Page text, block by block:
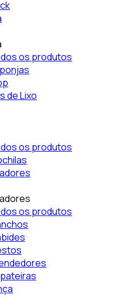
os produtos
de Lixo
os produtos
os produtos